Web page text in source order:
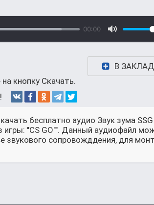
00:00
В
кнопку Скачать.
бесплатно аудио Звук зума
игры: "CS GO"". Данный аудиофайл
звукового сопровожддения, для